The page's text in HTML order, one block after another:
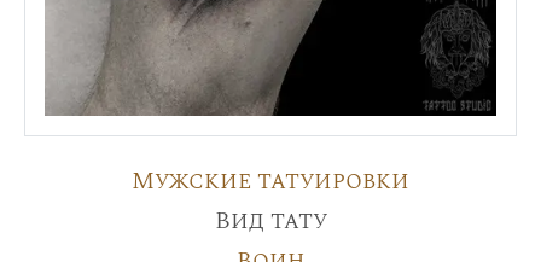
Мужские татуировки
Вид тату